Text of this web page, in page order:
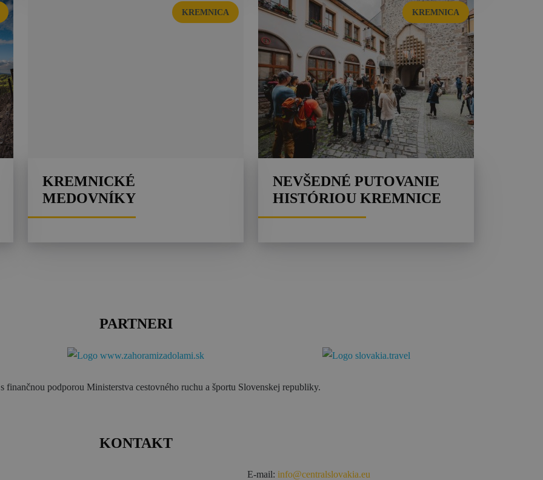
KREMNICA
KREMNICKÉ
MEDOVNÍKY
KREMNICA
NEVŠEDNÉ PUTOVANIE
HISTÓRIOU KREMNICE
PARTNERI
finančnou podporou Ministerstva cestovného ruchu a športu Slovenskej republiky.
KONTAKT
E-mail: info@centralslovakia.eu